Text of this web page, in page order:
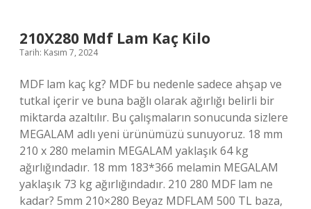
210X280 Mdf Lam Kaç Kilo
Tarih: Kasım 7, 2024
MDF lam kaç kg? MDF bu nedenle sadece ahşap ve
tutkal içerir ve buna bağlı olarak ağırlığı belirli bir
miktarda azaltılır. Bu çalışmaların sonucunda sizlere
MEGALAM adlı yeni ürünümüzü sunuyoruz. 18 mm
210 x 280 melamin MEGALAM yaklaşık 64 kg
ağırlığındadır. 18 mm 183*366 melamin MEGALAM
yaklaşık 73 kg ağırlığındadır. 210 280 MDF lam ne
kadar? 5mm 210×280 Beyaz MDFLAM 500 TL baza,